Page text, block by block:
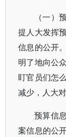
（一）
提人大发挥
信息的公开
明了地向公
盯官员们怎
减少，人大
预算信
案信息的公